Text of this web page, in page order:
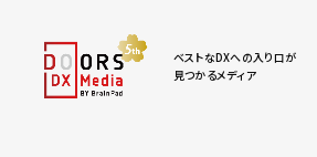
ベストなDXへの入り口が
見つかるメディア